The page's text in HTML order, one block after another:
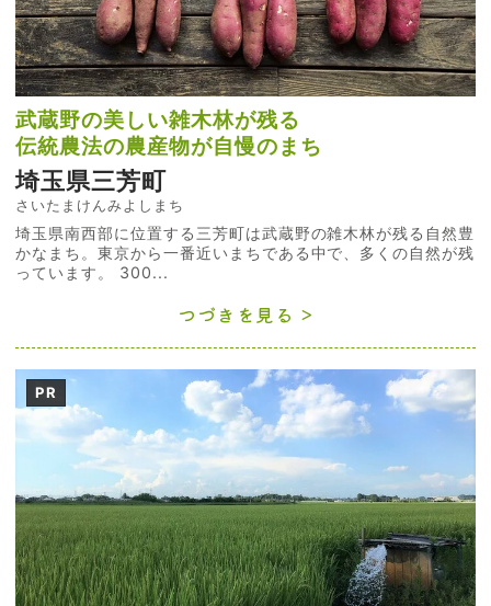
武蔵野の美しい雑木林が残る
伝統農法の農産物が自慢のまち
埼玉県三芳町
さいたまけんみよしまち
埼玉県南西部に位置する三芳町は武蔵野の雑木林が残る自然豊
かなまち。東京から一番近いまちである中で、多くの自然が残
っています。 300...
つづきを見る
PR